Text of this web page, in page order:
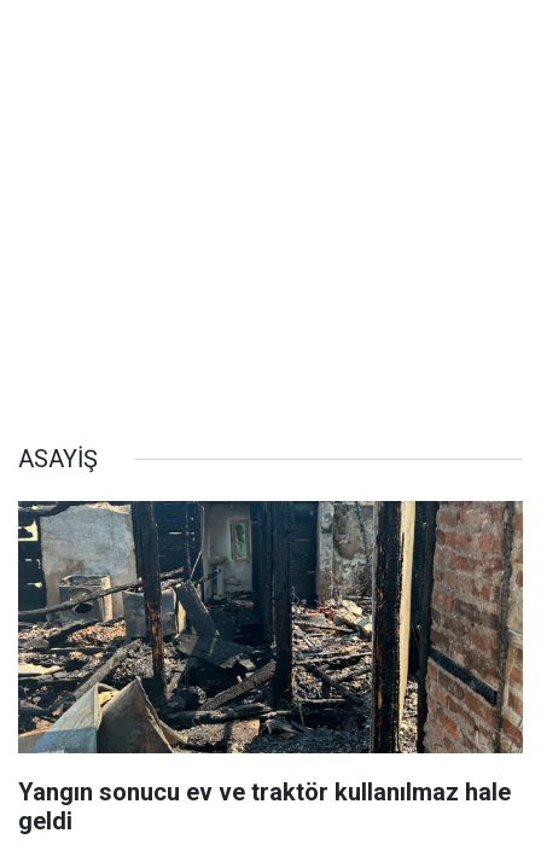
ASAYİŞ
Yangın sonucu ev ve traktör kullanılmaz hale
geldi